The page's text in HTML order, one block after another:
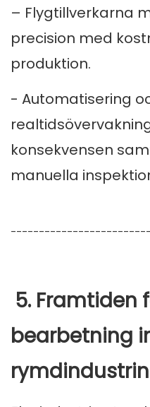
– Flygtillverkarna
precision med
produktion.
- Automatisering
konsekvensen
manuella
5. Framtiden
bearbetning
rymdindustrin